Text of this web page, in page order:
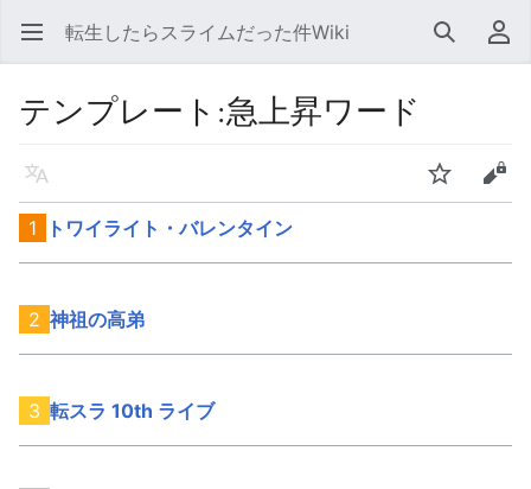
メインメニューを開く 転生したらスライムだった件Wiki 検索 利用者メニュー
テンプレート :急上昇ワード
言語
1
トワイライト・バレンタイン
2 神祖の高弟
3 転スラ 10th ライブ